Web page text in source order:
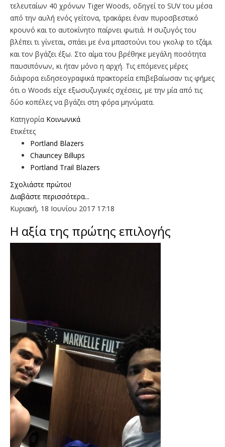
τελευταίων 40 χρόνων Tiger Woods, οδηγεί το SUV του μέσα
από την αυλή ενός γείτονα, τρακάρει έναν πυροσβεστικό
κρουνό και το αυτοκίνητο παίρνει φωτιά. Η συζυγός του
βλέπει τι γίνεται, σπάει με ένα μπαστούνι του γκολφ το τζάμι
και τον βγάζει έξω. Στο αίμα του βρέθηκε μεγάλη ποσότητα
παυσιπόνων, κι ήταν μόνο η αρχή. Τις επόμενες μέρες
διάφορα ειδησεογραφικά πρακτορεία επιβεβαίωσαν τις φήμες
ότι ο Woods είχε εξωσυζυγικές σχέσεις, με την μία από τις
δύο κοπέλες να βγάζει στη φόρα μηνύματα.
Κατηγορία Κοινωνικά
Ετικέτες
Portland Blazers
Chauncey Billups
Portland Trail Blazers
Σχολιάστε πρώτοι!
Διαβάστε περισσότερα...
Κυριακή, 18 Ιουνίου 2017 17:18
H αξία της πρώτης επιλογής